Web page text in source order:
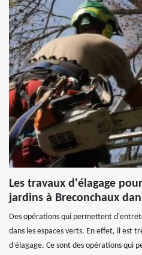
Les travaux d'élagage
jardins à Breconchaux
Des opérations qui permettent
dans les espaces verts. En effet, il est
d'élagage. Ce sont des opérations qui